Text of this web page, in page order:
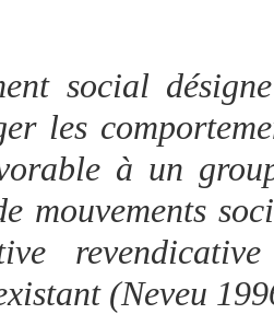
social
les
à un
mouvements
(Neveu